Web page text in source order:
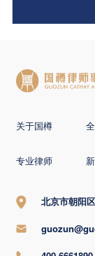
关于国樽
专业律师
北京市朝阳